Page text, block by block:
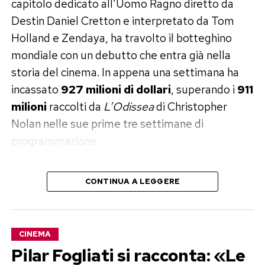
accadrà, i diritti per realizzare nuovi adattamenti
cinematografici di Barbie torneranno alla
Mattel, proprietaria del celebre marchio.
In quel caso lo studio perderebbe il controllo del
progetto e un eventuale nuovo film potrebbe
essere sviluppato da un’altra casa di produzione,
senza utilizzare la continuità narrativa costruita
dal primo capitolo.
Greta Gerwig ha già un’idea, ma
aspetta le firme
A rendere ancora più complessa la situazione c’è
Greta Gerwig. La regista e il co-sceneggiatore
capitolo dedicato all’Uomo Ragno diretto da
Destin Daniel Cretton e interpretato da Tom
Holland e Zendaya, ha travolto il botteghino
mondiale con un debutto che entra già nella
storia del cinema. In appena una settimana ha
incassato 927 milioni di dollari, superando i911
milioni raccolti da L’Odisseadi Christopher
Nolan nelle sue prime tre settimane di
programmazione.
Si tratta del secondo miglior esordio globale di
sempre dopo
Avengers: Endgame
Marvel continui a rappresentare una delle
proprietà cinematografiche più forti al mondo.
CONTINUA A LEGGERE
CINEMA
Pilar Fogliati si racconta: «Le